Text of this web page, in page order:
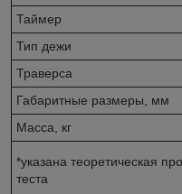
Таймер
Тип дежи
Траверса
Габаритные размеры, мм
Масса, кг
*указана теоретическая
теста